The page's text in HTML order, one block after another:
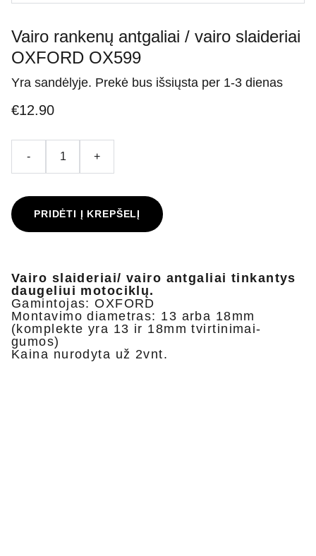
Vairo rankenų antgaliai / vairo slaideriai
OXFORD OX599
Yra sandėlyje. Prekė bus išsiųsta per 1-3 dienas
€12.90
- +
PRIDĖTI Į KREPŠELĮ
Vairo slaideriai/ vairo antgaliai tinkantys
daugeliui motociklų.
Gamintojas: OXFORD
Montavimo diametras: 13 arba 18mm
(komplekte yra 13 ir 18mm tvirtinimai-
gumos)
Kaina nurodyta už 2vnt.